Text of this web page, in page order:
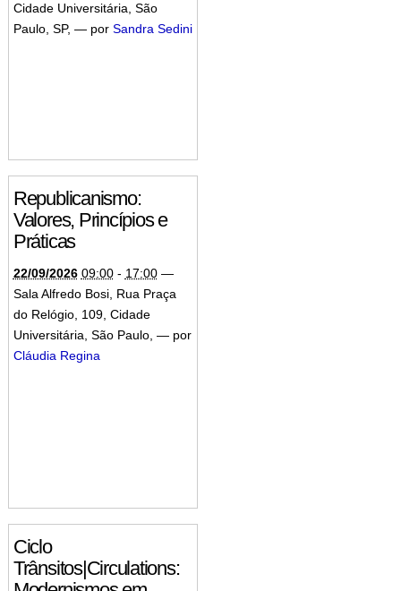
Cidade Universitária, São
Paulo, SP, — por Sandra Sedini
Republicanismo:
Valores, Princípios e
Práticas
22/09/2026 09:00- 17:00 —
Sala Alfredo Bosi, Rua Praça
do Relógio, 109, Cidade
Universitária, São Paulo, — por
Cláudia Regina
Ciclo
Trânsitos|Circulations: